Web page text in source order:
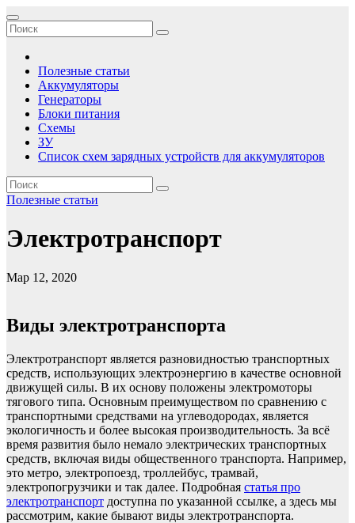
Перейти
к
содержимому
Зарядные устройства, аккумуляторы, батареи
Сборник принципиальных электрических схем зарядных
устройств для аккумуляторов, статьи по электричеству
Полезные статьи
Аккумуляторы
Генераторы
Блоки питания
Схемы
ЗУ
Список схем зарядных устройств для аккумуляторов
Полезные статьи
Электротранспорт
Мар 12, 2020
Виды электротранспорта
Электротранспорт является разновидностью транспортных
средств, использующих электроэнергию в качестве основной
движущей силы. В их основу положены электромоторы
тягового типа. Основным преимуществом по сравнению с
транспортными средствами на углеводородах, является
экологичность и более высокая производительность. За всё
время развития было немало электрических транспортных
средств, включая виды общественного транспорта. Например,
это метро, электропоезд, троллейбус, трамвай,
электропогрузчики и так далее. Подробная статья про
электротранспорт доступна по указанной ссылке, а здесь мы
рассмотрим, какие бывают виды электротранспорта.